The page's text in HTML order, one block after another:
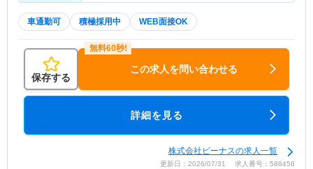
車通勤可 積極採用中 WEB面接OK
保存する
この求人を問い合わせる
詳細を見る
株式会社ビーナスの求人一覧
更新日：2026/07/31 求人番号：588458